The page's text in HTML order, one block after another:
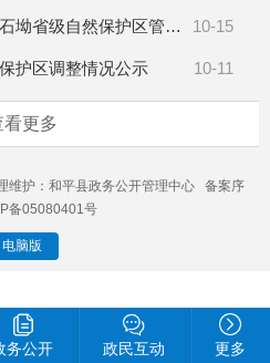
10-15
保护区管理办法》意见的公告
10-11
护区调整情况公示
看更多
维护：和平县政务公开管理中心 备案序
备05080401号
电脑版
务公开 政民互动 更多